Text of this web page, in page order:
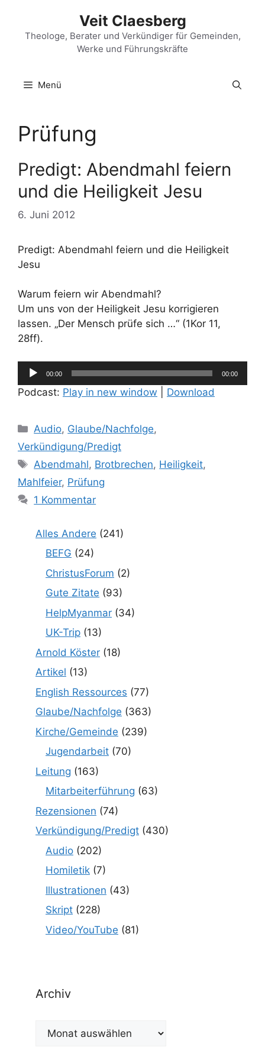
springen
Veit Claesberg
Theologe, Berater und Verkündiger für Gemeinden,
Werke und Führungskräfte
Menü
Prüfung
Predigt: Abendmahl feiern
und die Heiligkeit Jesu
6. Juni 2012
Predigt: Abendmahl feiern und die Heiligkeit
Jesu
Warum feiern wir Abendmahl?
Um uns von der Heiligkeit Jesu korrigieren
lassen. „Der Mensch prüfe sich …“ (1Kor 11,
28ff).
Audio-
Player
00:00 00:00
Podcast: Play in new window Download
Kategorien
Audio, Glaube/Nachfolge,
Verkündigung/Predigt
Schlagwörter
Abendmahl, Brotbrechen, Heiligkeit,
Mahlfeier, Prüfung
1 Kommentar
Alles Andere (241)
BEFG (24)
ChristusForum (2)
Gute Zitate (93)
HelpMyanmar (34)
UK-Trip (13)
Arnold Köster (18)
Artikel (13)
English Ressources (77)
Glaube/Nachfolge (363)
Kirche/Gemeinde (239)
Jugendarbeit (70)
Leitung (163)
Mitarbeiterführung (63)
Rezensionen (74)
Verkündigung/Predigt (430)
Audio (202)
Homiletik (7)
Illustrationen (43)
Skript (228)
Video/YouTube (81)
Archiv
Archiv